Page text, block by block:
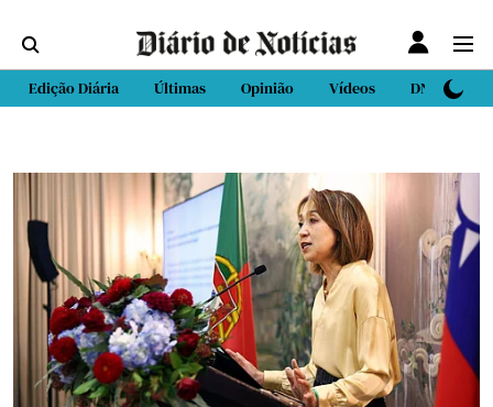
Edição Diária Últimas Opinião Vídeos DN Sport